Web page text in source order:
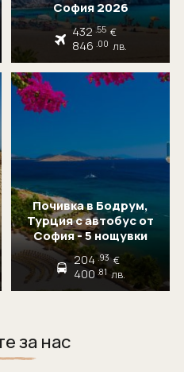
София 2026
432 .55 €
846 .00 лв.
Почивка в Бодрум,
Турция с автобус от
София - 5 нощувки
204 .93 €
400 .81 лв.
за нас